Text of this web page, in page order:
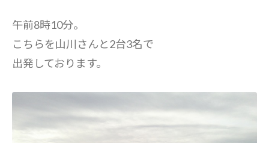
午前8時10分。
こちらを山川さんと2台3名で
出発しております。